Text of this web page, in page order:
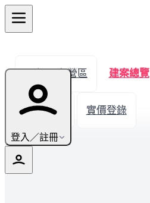
登入／註冊
← 返回左營區 建案總覽
生活機能 實價登錄